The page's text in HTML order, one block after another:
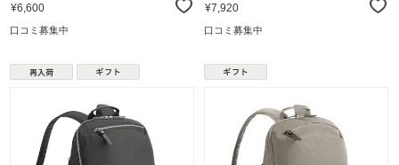
バッグ）
¥6,600
口コミ募集中
グ）
¥7,920
口コミ募集中